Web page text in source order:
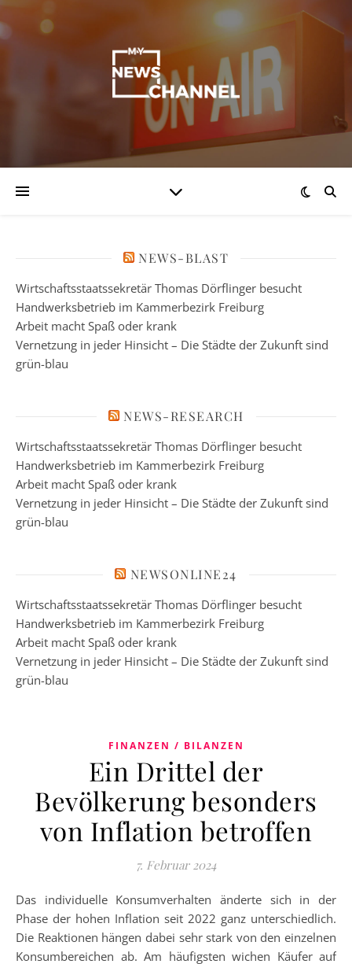
NEWS-BLAST
Wirtschaftsstaatssekretär Thomas Dörflinger besucht
Handwerksbetrieb im Kammerbezirk Freiburg
Arbeit macht Spaß oder krank
Vernetzung in jeder Hinsicht – Die Städte der Zukunft sind
grün-blau
NEWS-RESEARCH
Wirtschaftsstaatssekretär Thomas Dörflinger besucht
Handwerksbetrieb im Kammerbezirk Freiburg
Arbeit macht Spaß oder krank
Vernetzung in jeder Hinsicht – Die Städte der Zukunft sind
grün-blau
NEWSONLINE24
Wirtschaftsstaatssekretär Thomas Dörflinger besucht
Handwerksbetrieb im Kammerbezirk Freiburg
Arbeit macht Spaß oder krank
Vernetzung in jeder Hinsicht – Die Städte der Zukunft sind
grün-blau
FINANZEN / BILANZEN
Ein Drittel der
Bevölkerung besonders
von Inflation betroffen
7. Februar 2024
Das individuelle Konsumverhalten änderte sich in der
Phase der hohen Inflation seit 2022 ganz unterschiedlich.
Die Reaktionen hängen dabei sehr stark von den einzelnen
Konsumbereichen ab. Am häufigsten wichen Käufer auf